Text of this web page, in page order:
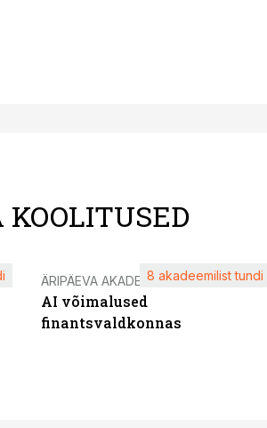
ÄRIPÄEVA AKADEEMIA
AI võimalused
finantsvaldkonnas
8 akadeemilist tundi